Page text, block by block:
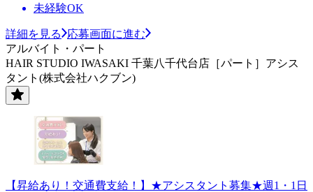
未経験OK
詳細を見る
応募画面に進む
アルバイト・パート
HAIR STUDIO IWASAKI 千葉八千代台店［パート］アシス
タント(株式会社ハクブン)
【昇給あり！交通費支給！】★アシスタント募集★週1・1日